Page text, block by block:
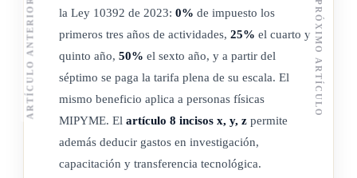
De los contribuyentes y de las personas exentas
ARTÍCULO 2º
Independientemente de la nacionalidad, del domicilio y del
la Ley 10392 de 2023: 0% de impuesto los
primeros tres años de actividades, 25% el cuarto y
quinto año, 50% el sexto año, y a partir del
séptimo se paga la tarifa plena de su escala. El
mismo beneficio aplica a personas físicas
MIPYME. El artículo 8 incisos x, y, z permite
además deducir gastos en investigación,
capacitación y transferencia tecnológica.
ARTÍCULO ANTERIOR PRÓXIMO ARTÍCULO